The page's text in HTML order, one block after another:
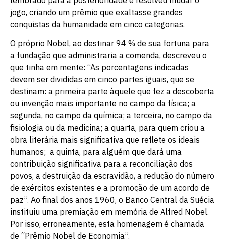
jogo, criando um prêmio que exaltasse grandes
conquistas da humanidade em cinco categorias.
O próprio Nobel, ao destinar 94 % de sua fortuna para
a fundação que administraria a comenda, descreveu o
que tinha em mente: “As porcentagens indicadas
devem ser divididas em cinco partes iguais, que se
destinam: a primeira parte àquele que fez a descoberta
ou invenção mais importante no campo da física; a
segunda, no campo da química; a terceira, no campo da
fisiologia ou da medicina; a quarta, para quem criou a
obra literária mais significativa que reflete os ideais
humanos; a quinta, para alguém que dará uma
contribuição significativa para a reconciliação dos
povos, a destruição da escravidão, a redução do número
de exércitos existentes e a promoção de um acordo de
paz”. Ao final dos anos 1960, o Banco Central da Suécia
instituiu uma premiação em memória de Alfred Nobel.
Por isso, erroneamente, esta homenagem é chamada
de “Prêmio Nobel de Economia”.